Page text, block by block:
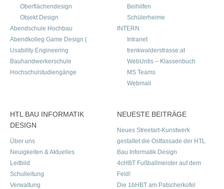
Oberflächendesign
Objekt Design
Abendschule Hochbau
Abendkolleg Game Design |
Usability Engineering
Bauhandwerkerschule
Hochschulstudiengänge
Beihilfen
Schülerheime
INTERN
Intranet
trenkwalderstrasse.at
WebUntis – Klassenbuch
MS Teams
Webmail
HTL BAU INFORMATIK
DESIGN
Über uns
Neuigkeiten & Aktuelles
Leitbild
Schulleitung
Verwaltung
NEUESTE BEITRÄGE
Neues Streetart-Kunstwerk
gestaltet die Ostfassade der HTL
Bau Informatik Design
4cHBT Fußballmeister auf dem
Feld!
Die 1bHBT am Patscherkofel